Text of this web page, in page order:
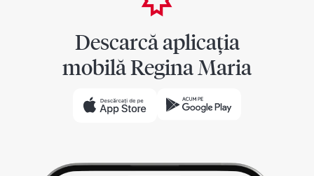
Descarcă aplicația
mobilă Regina Maria